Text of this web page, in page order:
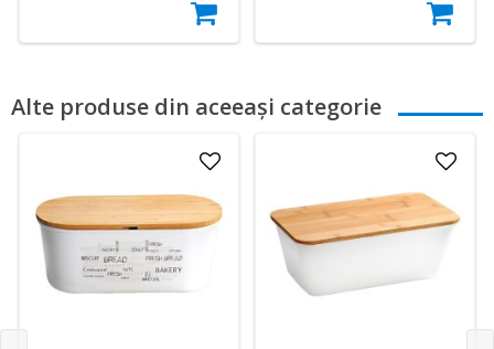
Alte produse din aceeași categorie